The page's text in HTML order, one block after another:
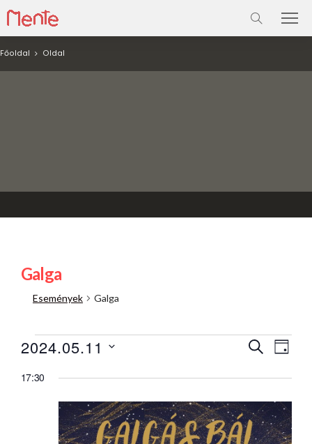
Főoldal Oldal
Galga
Események Galga
Események
2024. és
nézet
KERESETT
KIFEJEZÉS
NAP
2024.05.11
kiválasztása.
17:30